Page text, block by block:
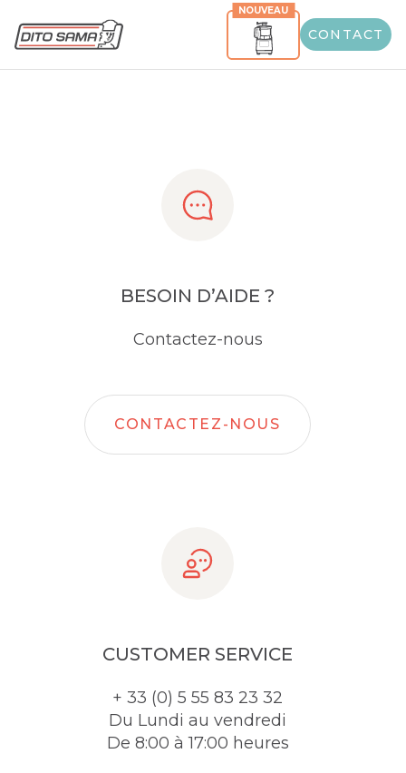
NOUVEAU
CONTACT
Share
BESOIN D’AIDE ?
Contactez-nous
CONTACTEZ-NOUS
CUSTOMER SERVICE
+ 33 (0) 5 55 83 23 32
Du Lundi au vendredi
De 8:00 à 17:00 heures